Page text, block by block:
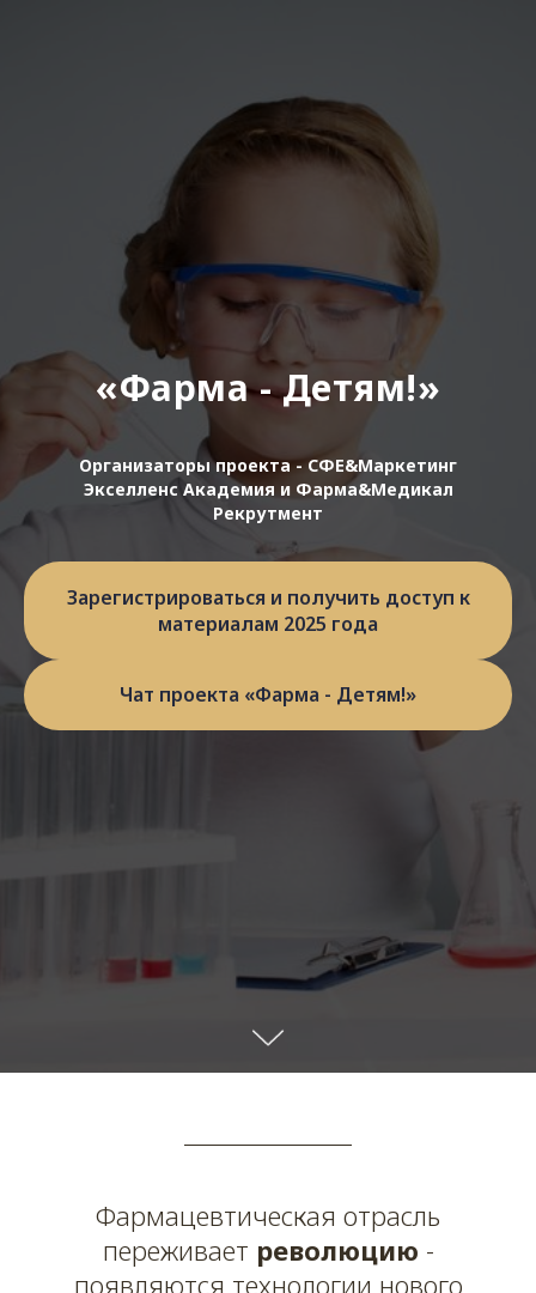
«Фарма - Детям!»
Организаторы проекта - СФЕ&Маркетинг
Экселленс Академия и Фарма&Медикал
Рекрутмент
Зарегистрироваться и получить доступ к
материалам 2025 года
Чат проекта «Фарма - Детям!»
Фармацевтическая отрасль
переживает революцию -
появляются технологии нового